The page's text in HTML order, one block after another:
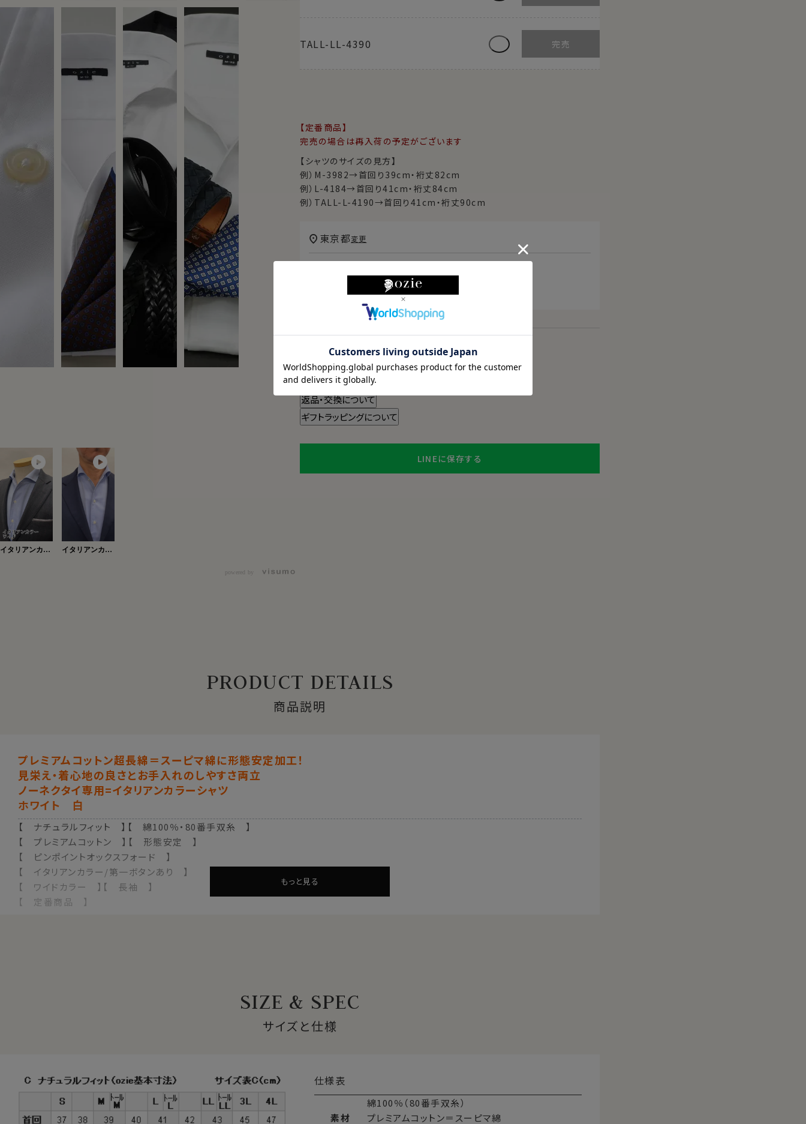
イタリアンカラ
イタリアンカラ
powered by
TALL-LL-4390
【定番商品】
完売の場合は再入荷の予定がございます
【シャツのサイズの見方】
例）M-3982→首回り39cm・裄丈82cm
例）L-4184→首回り41cm・裄丈84cm
例）TALL-L-4190→首回り41cm・裄丈90cm
に宅配便でお届けします。
（※裄丈加工・刺繍がある場合は除く）
東京都変更
スタイル・サイズについて詳しく見る
商品についてのお問い合わせ
チャットでお問い合わせ
返品・交換について
ギフトラッピングについて
LINEに保存する
PRODUCT DETAILS
商品説明
プレミアムコットン超長綿＝スーピマ綿に形態安定加工！
見栄え・着心地の良さとお手入れのしやすさ両立
ノーネクタイ専用=イタリアンカラーシャツ
ホワイト 白
【 ナチュラルフィット 】【 綿100％・80番手双糸 】
【 プレミアムコットン 】【 形態安定 】
【 ピンポイントオックスフォード 】
【 イタリアンカラー/第一ボタンあり 】
【 ワイドカラー 】【 長袖 】
【 定番商品 】
●形態安定加工
素材感・風合い・見栄えの良いことが特徴である綿100％ですが、天然素材であるが故にしわができやすい素材。
綿100％素材に特殊な形態安定加工を施すことにより、ポリエステル混の形態安定シャツに近い防しわ性があります。
もっと見る
SIZE & SPEC
サイズと仕様
仕様表
素材
綿100％（80番手双糸）
プレミアムコットン＝スーピマ綿